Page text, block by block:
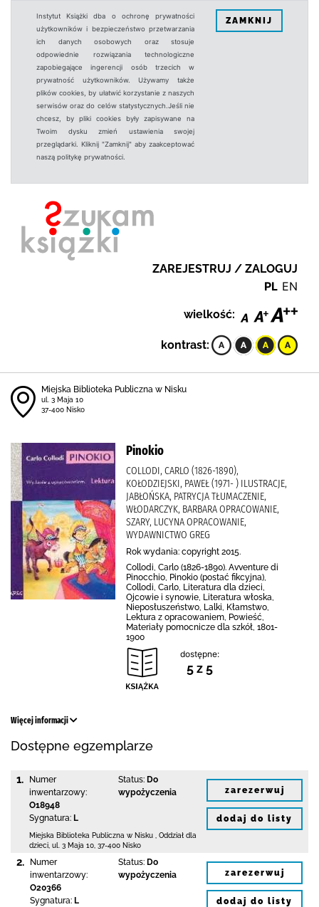
Instytut Książki dba o ochronę prywatności
użytkowników i bezpieczeństwo przetwarzania
ich danych osobowych oraz stosuje
odpowiednie rozwiązania technologiczne
zapobiegające ingerencji osób trzecich w
prywatność użytkowników. Używamy także
plików cookies, by ułatwić korzystanie z naszych
serwisów oraz do celów statystycznych.Jeśli nie
chcesz, by pliki cookies były zapisywane na
Twoim dysku zmień ustawienia swojej
przeglądarki. Kliknij "Zamknij" aby zaakceptować
naszą politykę prywatności.
ZAMKNIJ
ZAREJESTRUJ / ZALOGUJ
PL EN
wielkość:
kontrast:
Miejska Biblioteka Publiczna w Nisku
ul. 3 Maja 10
37-400 Nisko
Pinokio
COLLODI, CARLO (1826-1890),
KOŁODZIEJSKI, PAWEŁ (1971- ) ILUSTRACJE,
JABŁOŃSKA, PATRYCJA TŁUMACZENIE,
WŁODARCZYK, BARBARA OPRACOWANIE,
SZARY, LUCYNA OPRACOWANIE,
WYDAWNICTWO GREG
Rok wydania: copyright 2015.
Collodi, Carlo (1826-1890). Avventure di
Pinocchio, Pinokio (postać fikcyjna),
Collodi, Carlo, Literatura dla dzieci,
Ojcowie i synowie, Literatura włoska,
Nieposłuszeństwo, Lalki, Kłamstwo,
Lektura z opracowaniem, Powieść,
Materiały pomocnicze dla szkół, 1801-
1900
dostępne:
5 z 5
Więcej informacji
Dostępne egzemplarze
1.
Numer
inwentarzowy:
O18948
Sygnatura: L
Status: Do
wypożyczenia
Miejska Biblioteka Publiczna w Nisku
Oddział dla
dzieci, ul. 3 Maja 10 37-400 Nisko
zarezerwuj
dodaj do listy
2.
Numer
inwentarzowy:
O20366
Sygnatura: L
Status: Do
wypożyczenia
zarezerwuj
dodaj do listy